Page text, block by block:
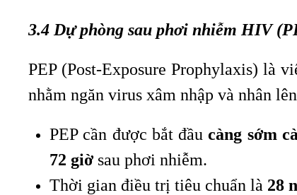
3.4 Dự phòng sau phơi nhiễm HIV
PEP (Post-Exposure Prophylaxis) là
nhằm ngăn virus xâm nhập và nhân
PEP cần được bắt đầucàng sớm
72 giờ sau phơi nhiễm.
Thời gian điều trị tiêu chuẩn là 28